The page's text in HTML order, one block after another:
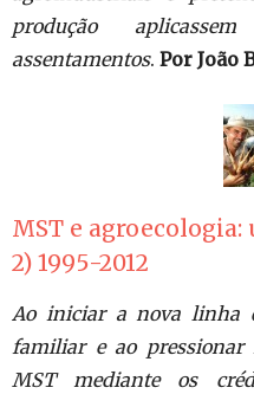
produção
assentamentos. Por João
MST e
2) 1995-2012
Ao iniciar a nova linha
familiar e ao pressionar
MST mediante os